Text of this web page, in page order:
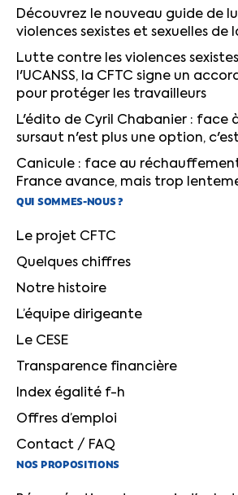
Découvrez le nouveau guide de
violences sexistes et sexuelles de
Lutte contre les violences
l'UCANSS, la CFTC signe un
pour protéger les travailleurs
L'édito de Cyril Chabanier : face
sursaut n'est plus une option,
Canicule : face au
France avance, mais trop
QUI SOMMES-NOUS ?
Le projet CFTC
Quelques chiffres
Notre histoire
L’équipe dirigeante
Le CESE
Transparence financière
Index égalité f-h
Offres d’emploi
Contact / FAQ
NOS PROPOSITIONS